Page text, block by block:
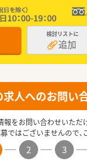
検討リストに
追加
求人へのお問い
をお問い合わせいただ
ではございませんので、
2 3